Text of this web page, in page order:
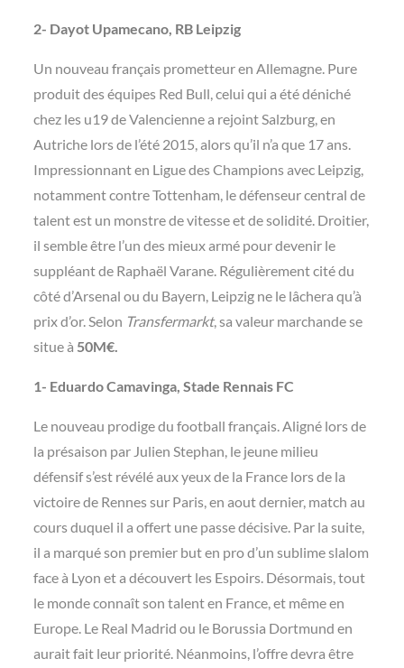
2- Dayot Upamecano, RB Leipzig
Un nouveau français prometteur en Allemagne. Pure
produit des équipes Red Bull, celui qui a été déniché
chez les u19 de Valencienne a rejoint Salzburg, en
Autriche lors de l’été 2015, alors qu’il n’a que 17 ans.
Impressionnant en Ligue des Champions avec Leipzig,
notamment contre Tottenham, le défenseur central de
talent est un monstre de vitesse et de solidité. Droitier,
il semble être l’un des mieux armé pour devenir le
suppléant de Raphaël Varane. Régulièrement cité du
côté d’Arsenal ou du Bayern, Leipzig ne le lâchera qu’à
prix d’or. Selon Transfermarkt, sa valeur marchande se
situe à 50M€.
1- Eduardo Camavinga, Stade Rennais FC
Le nouveau prodige du football français. Aligné lors de
la présaison par Julien Stephan, le jeune milieu
défensif s’est révélé aux yeux de la France lors de la
victoire de Rennes sur Paris, en aout dernier, match au
cours duquel il a offert une passe décisive. Par la suite,
il a marqué son premier but en pro d’un sublime slalom
face à Lyon et a découvert les Espoirs. Désormais, tout
le monde connaît son talent en France, et même en
Europe. Le Real Madrid ou le Borussia Dortmund en
aurait fait leur priorité. Néanmoins, l’offre devra être